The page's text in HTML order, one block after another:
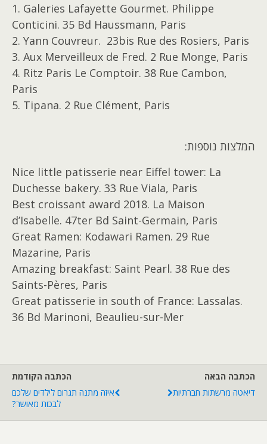
1. Galeries Lafayette Gourmet. Philippe
Conticini. 35 Bd Haussmann, Paris
2. Yann Couvreur. 23bis Rue des Rosiers, Paris
3. Aux Merveilleux de Fred. 2 Rue Monge, Paris
4. Ritz Paris Le Comptoir. 38 Rue Cambon,
Paris
5. Tipana. 2 Rue Clément, Paris
המלצות נוספות:
Nice little patisserie near Eiffel tower: La
Duchesse bakery. 33 Rue Viala, Paris
Best croissant award 2018. La Maison
d’Isabelle. 47ter Bd Saint-Germain, Paris
Great Ramen: Kodawari Ramen. 29 Rue
Mazarine, Paris
Amazing breakfast: Saint Pearl. 38 Rue des
Saints-Pères, Paris
Great patisserie in south of France: Lassalas.
36 Bd Marinoni, Beaulieu-sur-Mer
הכתבה הקודמת
איזה מתנה תגרום לילדים שלכם
לבכות מאושר?
הכתבה הבאה
דיאטה מרשתות חברתיות